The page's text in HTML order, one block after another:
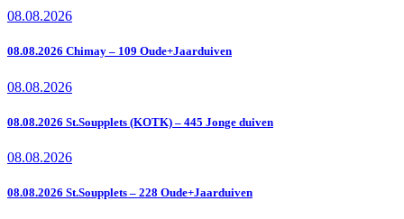
08.08.2026
08.08.2026 Chimay – 109 Oude+Jaarduiven
08.08.2026
08.08.2026 St.Soupplets (KOTK) – 445 Jonge duiven
08.08.2026
08.08.2026 St.Soupplets – 228 Oude+Jaarduiven